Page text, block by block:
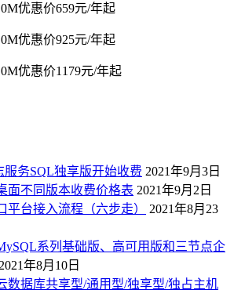
优惠价659元/年起
优惠价925元/年起
优惠价1179元/年起
服务SQL独享版开始收费 2021年9月3日
面不同版本收费价格表 2021年9月2日
平台接入流程（六步走）
2021年8月23
系列基础版、高可用版和三节点企
2021年8月10日
数据库共享型/通用型/独享型/独占主机